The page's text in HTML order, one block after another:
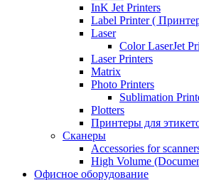
InK Jet Printers
Label Printer (
Laser
Color LaserJet
Laser Printers
Matrix
Photo Printers
Sublimation
Plotters
Принтеры для
Сканеры
Accessories for
High Volume
Офисное оборудование